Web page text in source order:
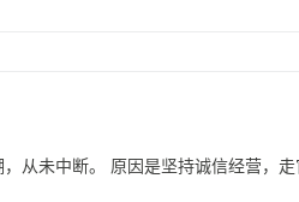
从未中断。 原因是坚持诚信经营，